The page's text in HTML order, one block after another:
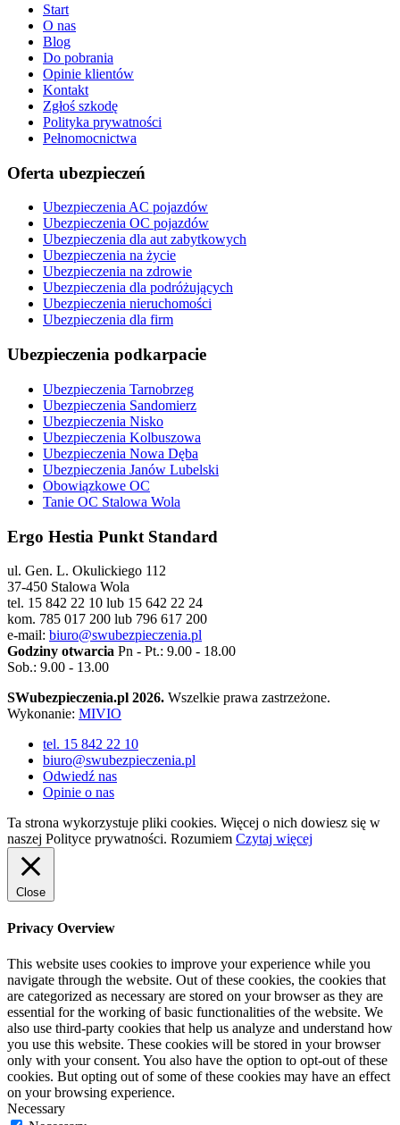
Start
O nas
Blog
Do pobrania
Opinie klientów
Kontakt
Zgłoś szkodę
Polityka prywatności
Pełnomocnictwa
Oferta ubezpieczeń
Ubezpieczenia AC pojazdów
Ubezpieczenia OC pojazdów
Ubezpieczenia dla aut zabytkowych
Ubezpieczenia na życie
Ubezpieczenia na zdrowie
Ubezpieczenia dla podróżujących
Ubezpieczenia nieruchomości
Ubezpieczenia dla firm
Ubezpieczenia podkarpacie
Ubezpieczenia Tarnobrzeg
Ubezpieczenia Sandomierz
Ubezpieczenia Nisko
Ubezpieczenia Kolbuszowa
Ubezpieczenia Nowa Dęba
Ubezpieczenia Janów Lubelski
Obowiązkowe OC
Tanie OC Stalowa Wola
Ergo Hestia Punkt Standard
ul. Gen. L. Okulickiego 112
37-450 Stalowa Wola
tel. 15 842 22 10 lub 15 642 22 24
kom. 785 017 200 lub 796 617 200
e-mail: biuro@swubezpieczenia.pl
Godziny otwarcia Pn - Pt.: 9.00 - 18.00
Sob.: 9.00 - 13.00
SWubezpieczenia.pl 2026. Wszelkie prawa zastrzeżone.
Wykonanie: MIVIO
tel. 15 842 22 10
biuro@swubezpieczenia.pl
Odwiedź nas
Opinie o nas
Ta strona wykorzystuje pliki cookies. Więcej o nich dowiesz się w
naszej Polityce prywatności. Rozumiem Czytaj więcej
Close
Privacy Overview
This website uses cookies to improve your experience while you
navigate through the website. Out of these cookies, the cookies that
are categorized as necessary are stored on your browser as they are
essential for the working of basic functionalities of the website. We
also use third-party cookies that help us analyze and understand how
you use this website. These cookies will be stored in your browser
only with your consent. You also have the option to opt-out of these
cookies. But opting out of some of these cookies may have an effect
on your browsing experience.
Necessary